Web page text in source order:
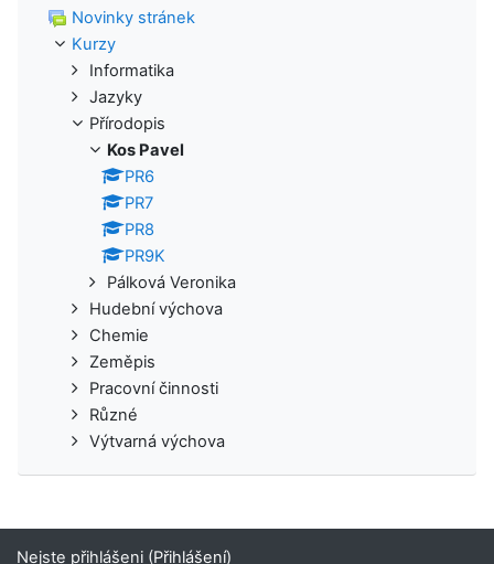
Novinky stránek
Kurzy
Informatika
Jazyky
Přírodopis
Kos Pavel
PR6
PR7
PR8
PR9K
Pálková Veronika
Hudební výchova
Chemie
Zeměpis
Pracovní činnosti
Různé
Výtvarná výchova
Nejste přihlášeni (Přihlášení)